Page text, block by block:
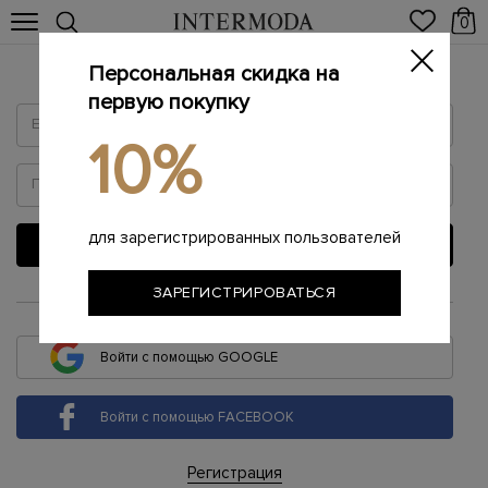
0
Войти
ВОЙТИ
или
Войти с помощью GOOGLE
Войти с помощью FACEBOOK
Регистрация
Персональная скидка на
первую покупку
10%
для зарегистрированных пользователей
ЗАРЕГИСТРИРОВАТЬСЯ